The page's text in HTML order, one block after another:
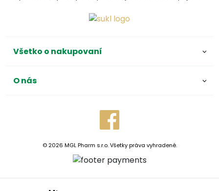
Všetko o nakupovaní
O nás
© 2026 MGL Pharm s.r.o. Všetky práva vyhradené.